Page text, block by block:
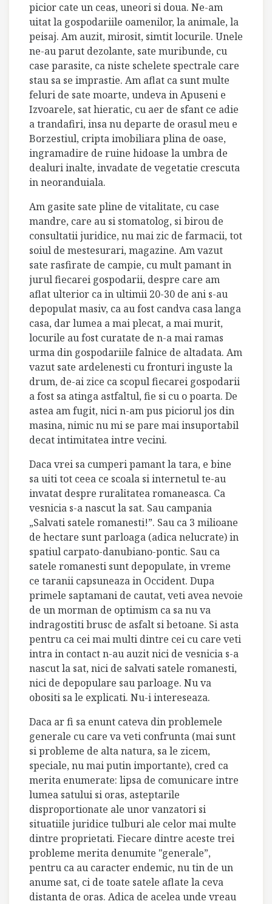
picior cate un ceas, uneori si doua. Ne-am
uitat la gospodariile oamenilor, la animale, la
peisaj. Am auzit, mirosit, simtit locurile. Unele
ne-au parut dezolante, sate muribunde, cu
case parasite, ca niste schelete spectrale care
stau sa se imprastie. Am aflat ca sunt multe
feluri de sate moarte, undeva in Apuseni e
Izvoarele, sat hieratic, cu aer de sfant ce adie
a trandafiri, insa nu departe de orasul meu e
Borzestiul, cripta imobiliara plina de oase,
ingramadire de ruine hidoase la umbra de
dealuri inalte, invadate de vegetatie crescuta
in neoranduiala.
Am gasite sate pline de vitalitate, cu case
mandre, care au si stomatolog, si birou de
consultatii juridice, nu mai zic de farmacii, tot
soiul de mestesurari, magazine. Am vazut
sate rasfirate de campie, cu mult pamant in
jurul fiecarei gospodarii, despre care am
aflat ulterior ca in ultimii 20-30 de ani s-au
depopulat masiv, ca au fost candva casa langa
casa, dar lumea a mai plecat, a mai murit,
locurile au fost curatate de n-a mai ramas
urma din gospodariile falnice de altadata. Am
vazut sate ardelenesti cu fronturi inguste la
drum, de-ai zice ca scopul fiecarei gospodarii
a fost sa atinga astfaltul, fie si cu o poarta. De
astea am fugit, nici n-am pus piciorul jos din
masina, nimic nu mi se pare mai insuportabil
decat intimitatea intre vecini.
Daca vrei sa cumperi pamant la tara, e bine
sa uiti tot ceea ce scoala si internetul te-au
invatat despre ruralitatea romaneasca. Ca
vesnicia s-a nascut la sat. Sau campania
„Salvati satele romanesti!”. Sau ca 3 milioane
de hectare sunt parloaga (adica nelucrate) in
spatiul carpato-danubiano-pontic. Sau ca
satele romanesti sunt depopulate, in vreme
ce taranii capsuneaza in Occident. Dupa
primele saptamani de cautat, veti avea nevoie
de un morman de optimism ca sa nu va
indragostiti brusc de asfalt si betoane. Si asta
pentru ca cei mai multi dintre cei cu care veti
intra in contact n-au auzit nici de vesnicia s-a
nascut la sat, nici de salvati satele romanesti,
nici de depopulare sau parloage. Nu va
obositi sa le explicati. Nu-i intereseaza.
Daca ar fi sa enunt cateva din problemele
generale cu care va veti confrunta (mai sunt
si probleme de alta natura, sa le zicem,
speciale, nu mai putin importante), cred ca
merita enumerate: lipsa de comunicare intre
lumea satului si oras, asteptarile
disproportionate ale unor vanzatori si
situatiile juridice tulburi ale celor mai multe
dintre proprietati. Fiecare dintre aceste trei
probleme merita denumite "generale”,
pentru ca au caracter endemic, nu tin de un
anume sat, ci de toate satele aflate la ceva
distanta de oras. Adica de acelea unde vreau